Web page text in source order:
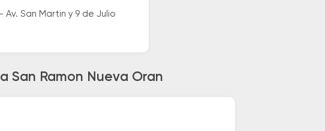
- Av. San Martin y 9 de Julio
San Ramon Nueva Oran